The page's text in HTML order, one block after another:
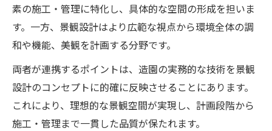
素の施工・管理に特化し、具体的な空間の形成を担いま
す。一方、景観設計はより広範な視点から環境全体の調
和や機能、美観を計画する分野です。
両者が連携するポイントは、造園の実務的な技術を景観
設計のコンセプトに的確に反映させることにあります。
これにより、理想的な景観空間が実現し、計画段階から
施工・管理まで一貫した品質が保たれます。